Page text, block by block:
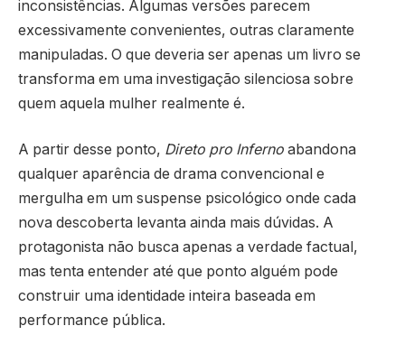
inconsistências. Algumas versões parecem
excessivamente convenientes, outras claramente
manipuladas. O que deveria ser apenas um livro se
transforma em uma investigação silenciosa sobre
quem aquela mulher realmente é.
A partir desse ponto, Direto pro Inferno abandona
qualquer aparência de drama convencional e
mergulha em um suspense psicológico onde cada
nova descoberta levanta ainda mais dúvidas. A
protagonista não busca apenas a verdade factual,
mas tenta entender até que ponto alguém pode
construir uma identidade inteira baseada em
performance pública.